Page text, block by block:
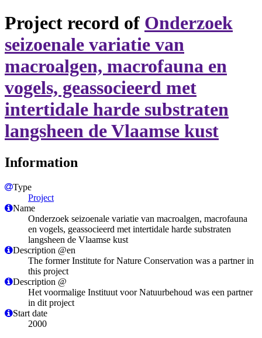
Project record of Onderzoek
seizoenale variatie van
macroalgen, macrofauna en
vogels, geassocieerd met
intertidale harde substraten
langsheen de Vlaamse kust
Information
Type
Project
Name
Onderzoek seizoenale variatie van macroalgen, macrofauna
en vogels, geassocieerd met intertidale harde substraten
langsheen de Vlaamse kust
Description @en
The former Institute for Nature Conservation was a partner in
this project
Description @
Het voormalige Instituut voor Natuurbehoud was een partner
in dit project
Start date
2000